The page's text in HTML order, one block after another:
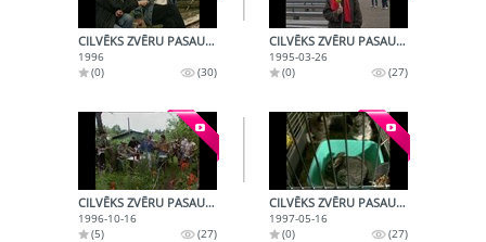
CILVĒKS ZVĒRU PASAULĒ (1996)
1996
(0)
(30)
CILVĒKS ZVĒRU PASAULĒ (1995-03-26)
1995-03-26
(0)
(27)
CILVĒKS ZVĒRU PASAULĒ (1996-10-16)
1996-10-16
(5)
(27)
CILVĒKS ZVĒRU PASAULĒ (1997-05-16)
1997-05-16
(0)
(27)